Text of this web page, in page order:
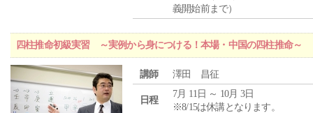
義開始前まで）
四柱推命初級実習 ～実例から身につける！本場・中国の四柱推命～
講師 澤田 昌征
日程
7月 11日 ～ 10月 3日
※8/15は休講となります。